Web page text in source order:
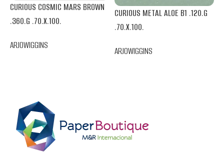
CURIOUS COSMIC MARS BROWN
.360.G .70.X.100.
ARJOWIGGINS
CURIOUS METAL ALOE B1 .120.G
.70.X.100.
ARJOWIGGINS